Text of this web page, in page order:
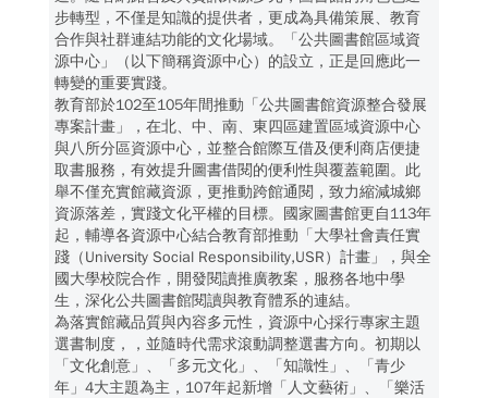
步轉型，不僅是知識的提供者，更成為具備策展、教育
合作與社群連結功能的文化場域。「公共圖書館區域資
源中心」（以下簡稱資源中心）的設立，正是回應此一
轉變的重要實踐。
教育部於102至105年間推動「公共圖書館資源整合發展
專案計畫」，在北、中、南、東四區建置區域資源中心
與八所分區資源中心，並整合館際互借及便利商店便捷
取書服務，有效提升圖書借閱的便利性與覆蓋範圍。此
舉不僅充實館藏資源，更推動跨館通閱，致力縮減城鄉
資源落差，實踐文化平權的目標。國家圖書館更自113年
起，輔導各資源中心結合教育部推動「大學社會責任實
踐（University Social Responsibility,USR）計畫」，與全
國大學校院合作，開發閱讀推廣教案，服務各地中學
生，深化公共圖書館閱讀與教育體系的連結。
為落實館藏品質與內容多元性，資源中心採行專家主題
選書制度，，並隨時代需求滾動調整選書方向。初期以
「文化創意」、「多元文化」、「知識性」、「青少
年」4大主題為主，107年起新增「人文藝術」、「樂活